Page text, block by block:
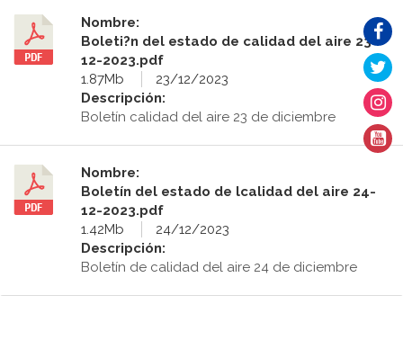
Nombre:
Boleti?n del estado de calidad del aire 23-
12-2023.pdf
1.87Mb
23/12/2023
Descripción:
Boletín calidad del aire 23 de diciembre
Nombre:
Boletín del estado de lcalidad del aire 24-
12-2023.pdf
1.42Mb
24/12/2023
Descripción:
Boletín de calidad del aire 24 de diciembre